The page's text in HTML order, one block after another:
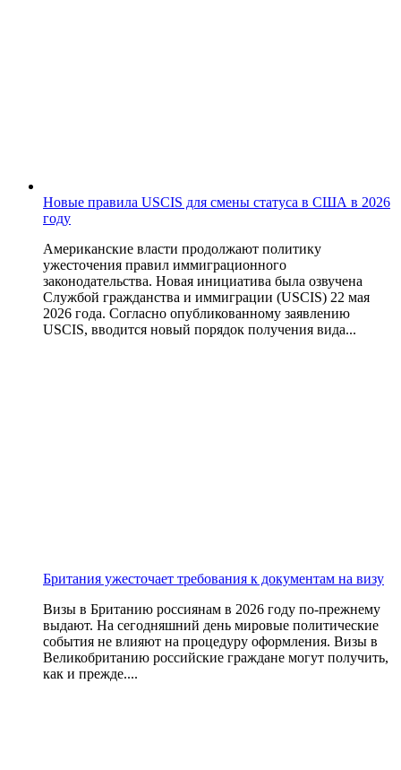
Новые правила USCIS для смены статуса в США в 2026
году
Американские власти продолжают политику
ужесточения правил иммиграционного
законодательства. Новая инициатива была озвучена
Службой гражданства и иммиграции (USCIS) 22 мая
2026 года. Согласно опубликованному заявлению
USCIS, вводится новый порядок получения вида...
Британия ужесточает требования к документам на визу
Визы в Британию россиянам в 2026 году по-прежнему
выдают. На сегодняшний день мировые политические
события не влияют на процедуру оформления. Визы в
Великобританию российские граждане могут получить,
как и прежде....